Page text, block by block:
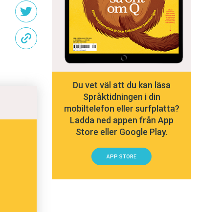
Du vet väl att du kan läsa
Språktidningen i din
mobiltelefon eller surfplatta?
Ladda ned appen från App
Store eller Google Play.
APP STORE